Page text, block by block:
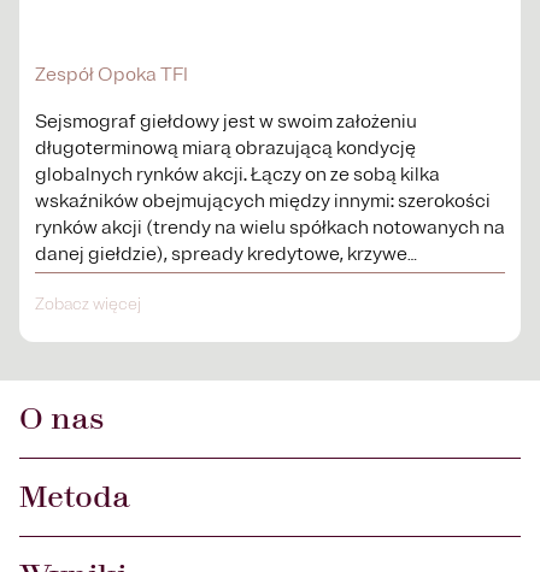
Zespół Opoka TFI
Sejsmograf giełdowy jest w swoim założeniu
długoterminową miarą obrazującą kondycję
globalnych rynków akcji. Łączy on ze sobą kilka
wskaźników obejmujących między innymi: szerokości
rynków akcji (trendy na wielu spółkach notowanych na
danej giełdzie), spready kredytowe, krzywe
procentowe.
Zobacz więcej
O nas
Metoda